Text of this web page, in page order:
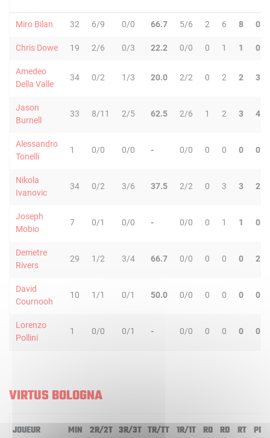
Miro Bilan 32 6/9 0/0 66.7 5/6 2 6 8 0
Chris Dowe 19 2/6 0/3 22.2 0/0 0 1 1 0
Amedeo
Della Valle
34 0/2 1/3 20.0 2/2 0 2 2 3
Jason
Burnell
33 8/11 2/5 62.5 2/6 1 2 3 4
Alessandro
Tonelli
1 0/0 0/0 - 0/0 0 0 0 0
Nikola
Ivanovic
34 0/2 3/6 37.5 2/2 0 3 3 2
Joseph
Mobio
7 0/1 0/0 - 0/0 0 1 1 0
Demetre
Rivers
29 1/2 3/4 66.7 0/0 0 0 0 2
David
Cournooh
10 1/1 0/1 50.0 0/0 0 0 0 0
Lorenzo
Pollini
1 0/0 0/1 - 0/0 0 0 0 0
VIRTUS BOLOGNA
JOUEUR MIN 2R/2T 3R/3T TR/TT 1R/1T RO RD RT PD